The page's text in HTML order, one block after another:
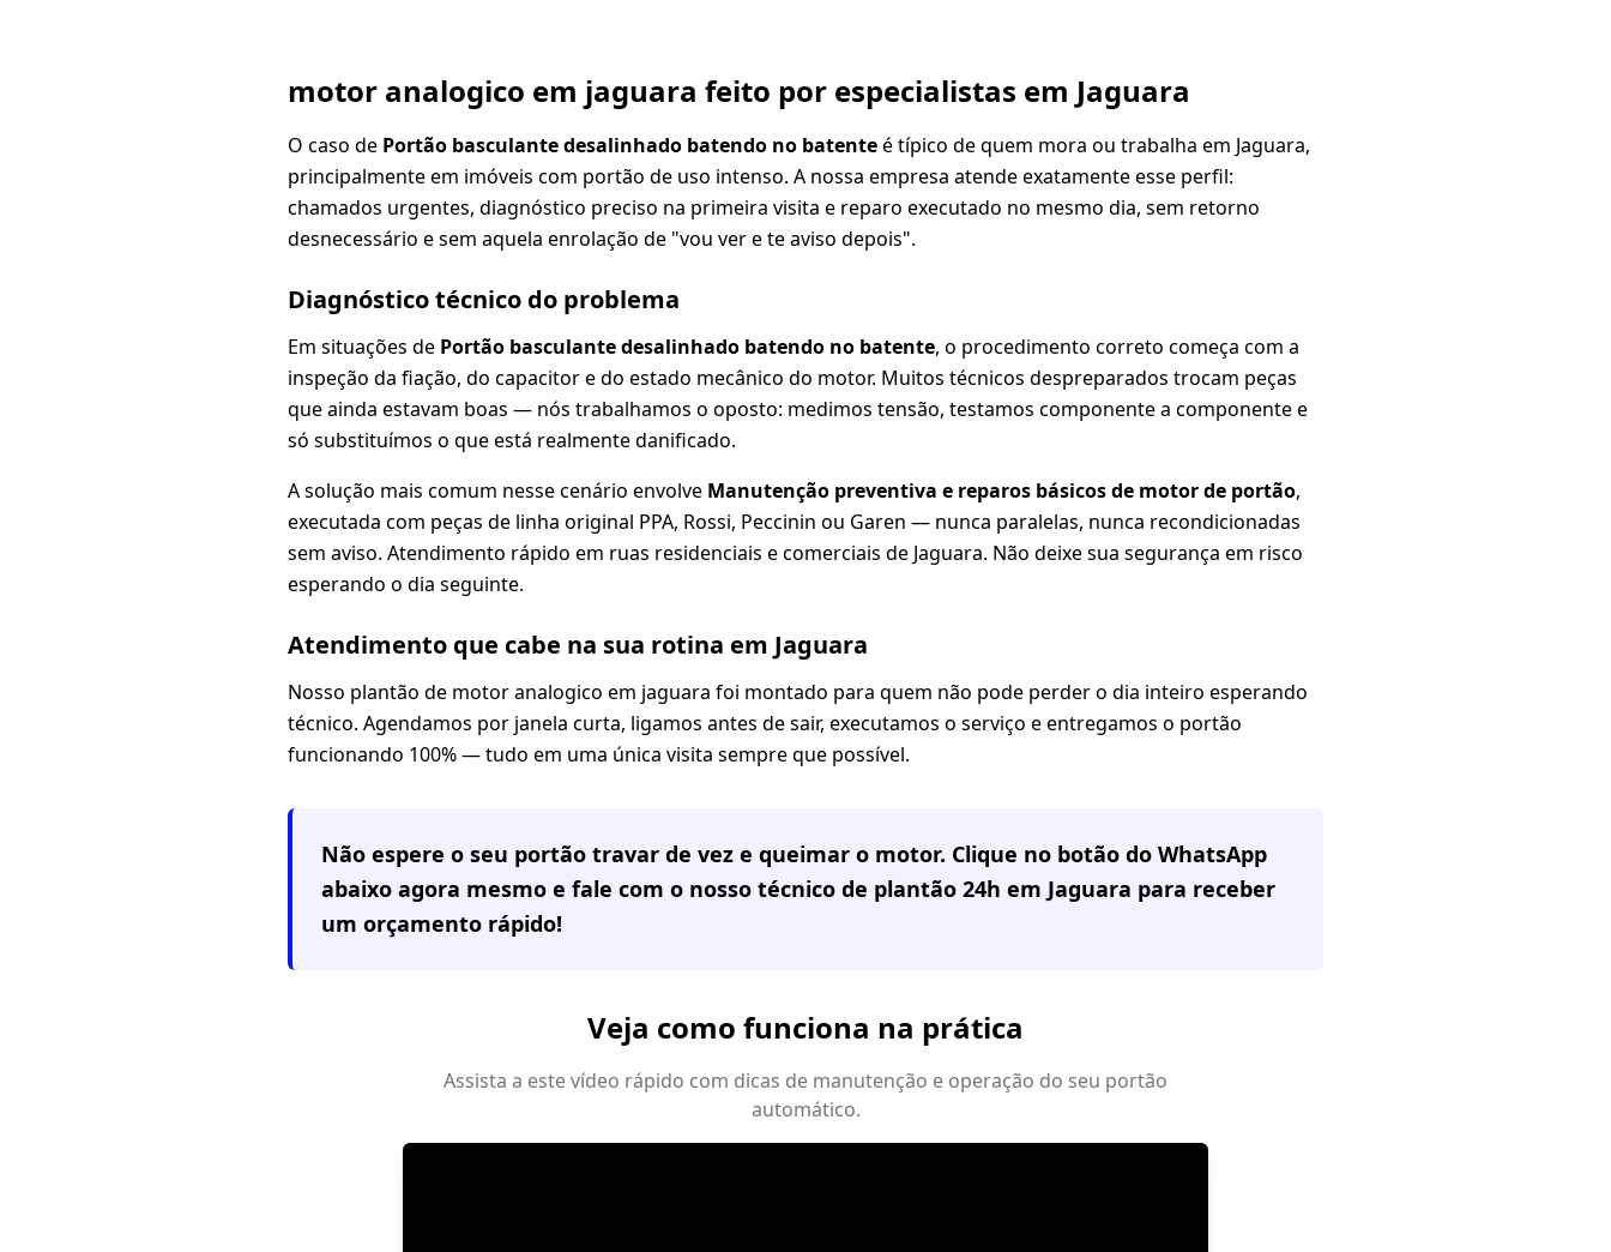
motor analogico em jaguara feito por especialistas em Jaguara
O caso de Portão basculante desalinhado batendo no batenteé típico de quem mora ou trabalha em Jaguara,
principalmente em imóveis com portão de uso intenso. A nossa empresa atende exatamente esse perfil:
chamados urgentes, diagnóstico preciso na primeira visita e reparo executado no mesmo dia, sem retorno
desnecessário e sem aquela enrolação de "vou ver e te aviso depois".
Diagnóstico técnico do problema
Em situações de Portão basculante desalinhado batendo no batente, o procedimento correto começa com a
inspeção da fiação, do capacitor e do estado mecânico do motor. Muitos técnicos despreparados trocam peças
que ainda estavam boas — nós trabalhamos o oposto: medimos tensão, testamos componente a componente e
só substituímos o que está realmente danificado.
A solução mais comum nesse cenário envolve Manutenção preventiva e reparos básicos de motor de portão,
executada com peças de linha original PPA, Rossi, Peccinin ou Garen — nunca paralelas, nunca recondicionadas
sem aviso. Atendimento rápido em ruas residenciais e comerciais de Jaguara. Não deixe sua segurança em risco
esperando o dia seguinte.
Atendimento que cabe na sua rotina em Jaguara
Nosso plantão de motor analogico em jaguara foi montado para quem não pode perder o dia inteiro esperando
técnico. Agendamos por janela curta, ligamos antes de sair, executamos o serviço e entregamos o portão
funcionando 100% — tudo em uma única visita sempre que possível.
Não espere o seu portão travar de vez e queimar o motor. Clique no botão do WhatsApp
abaixo agora mesmo e fale com o nosso técnico de plantão 24h em Jaguara para receber
um orçamento rápido!
Veja como funciona na prática
Assista a este vídeo rápido com dicas de manutenção e operação do seu portão
automático.